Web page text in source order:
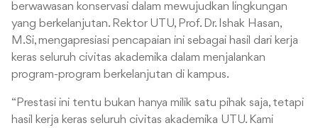
berwawasan konservasi dalam mewujudkan lingkungan
yang berkelanjutan. Rektor UTU, Prof. Dr. Ishak Hasan,
M.Si, mengapresiasi pencapaian ini sebagai hasil dari kerja
keras seluruh civitas akademika dalam menjalankan
program-program berkelanjutan di kampus.
“Prestasi ini tentu bukan hanya milik satu pihak saja, tetapi
hasil kerja keras seluruh civitas akademika UTU. Kami